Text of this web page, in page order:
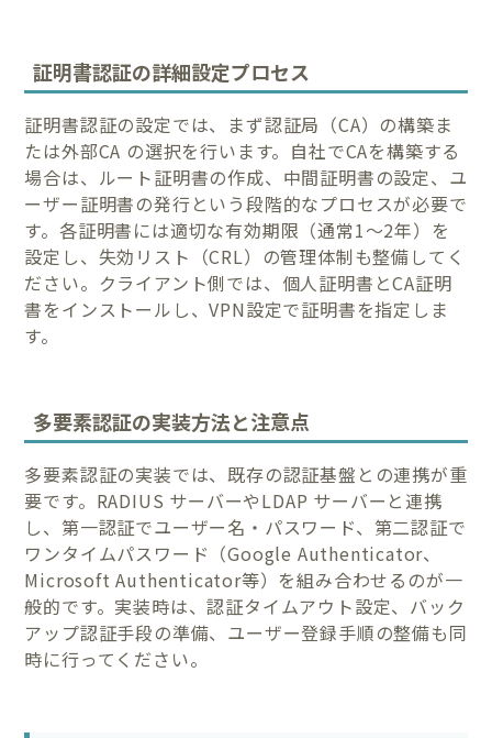
証明書認証の詳細設定プロセス
証明書認証の設定では、まず認証局（CA）の構築ま
たは外部CA の選択を行います。自社でCAを構築する
場合は、ルート証明書の作成、中間証明書の設定、ユ
ーザー証明書の発行という段階的なプロセスが必要で
す。各証明書には適切な有効期限（通常1〜2年）を
設定し、失効リスト（CRL）の管理体制も整備してく
ださい。クライアント側では、個人証明書とCA証明
書をインストールし、VPN設定で証明書を指定しま
す。
多要素認証の実装方法と注意点
多要素認証の実装では、既存の認証基盤との連携が重
要です。RADIUS サーバーやLDAP サーバーと連携
し、第一認証でユーザー名・パスワード、第二認証で
ワンタイムパスワード（Google Authenticator、
Microsoft Authenticator等）を組み合わせるのが一
般的です。実装時は、認証タイムアウト設定、バック
アップ認証手段の準備、ユーザー登録手順の整備も同
時に行ってください。